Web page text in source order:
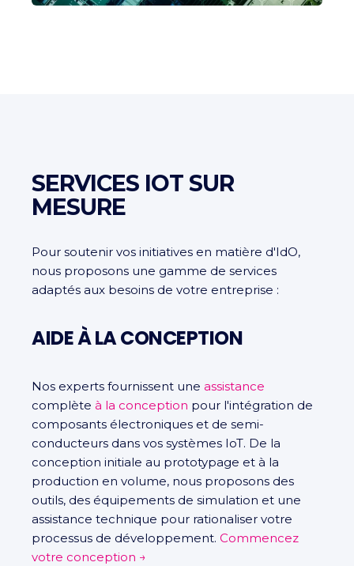
SERVICES IOT SUR
MESURE
Pour soutenir vos initiatives en matière d'IdO,
nous proposons une gamme de services
adaptés aux besoins de votre entreprise :
AIDE À LA CONCEPTION
Nos experts fournissent une assistance
complète à la conception pour l'intégration de
composants électroniques et de semi-
conducteurs dans vos systèmes IoT. De la
conception initiale au prototypage et à la
production en volume, nous proposons des
outils, des équipements de simulation et une
assistance technique pour rationaliser votre
processus de développement. Commencez
votre conception →